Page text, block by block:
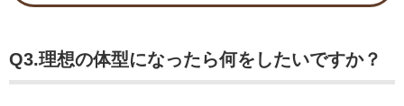
Q3.理想の体型になったら何をしたいですか？